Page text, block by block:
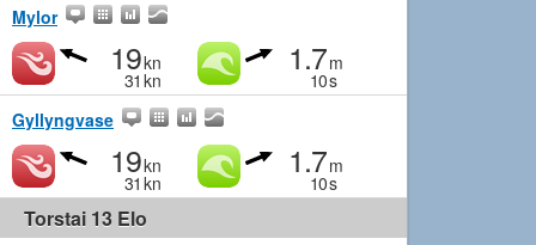
Mylor
19kn
31 kn
1.7m
10s
Gyllyngvase
19kn
31 kn
1.7m
10s
Torstai 13 Elo